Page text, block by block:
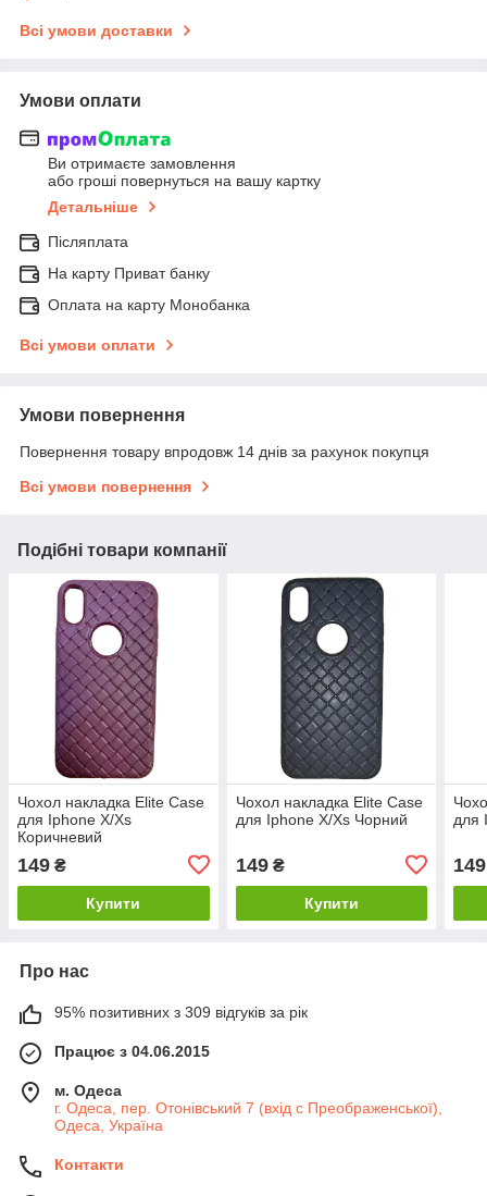
Всі умови доставки
Умови оплати
Ви отримаєте замовлення
або гроші повернуться на вашу картку
Детальніше
Післяплата
На карту Приват банку
Оплата на карту Монобанка
Всі умови оплати
Умови повернення
Повернення товару впродовж 14 днів за рахунок покупця
Всі умови повернення
Подібні товари компанії
Чохол накладка Elite Case
для Iphone X/Xs
Коричневий
149 ₴
Купити
Чохол накладка Elite Case
для Iphone X/Xs Чорний
149₴
Купити
для
149
Про нас
95% позитивних з 309 відгуків за рік
Працює з 04.06.2015
м. Одеса
г. Одеса, пер. Отонівський 7 (вхід с Преображенської),
Одеса, Україна
Контакти